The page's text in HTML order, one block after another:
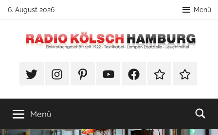
Zum
springen
6. August 2026 Menü
Radio
Hamburg
Lampenbau
#TwitterInstagramPinterestYouTubeFacebookTikTok Webshop
Menü